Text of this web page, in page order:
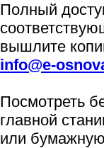
Полный
вышлите
info@e-
Посмотреть
главной
или